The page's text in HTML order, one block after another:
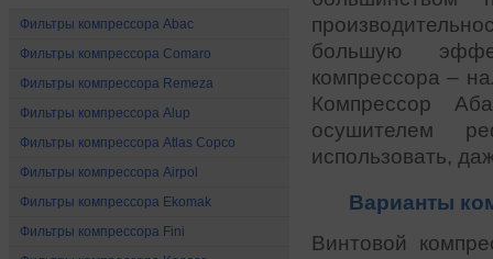
Фильтры компрессора Abac
Фильтры компрессора Comaro
Фильтры компрессора Remeza
Фильтры компрессора Alup
Фильтры компрессора Atlas Copco
Фильтры компрессора Airpol
Фильтры компрессора Ekomak
Фильтры компрессора Fini
большую
компрессора –
Компрессор
осушителем
использовать,
Варианты
Винтовой